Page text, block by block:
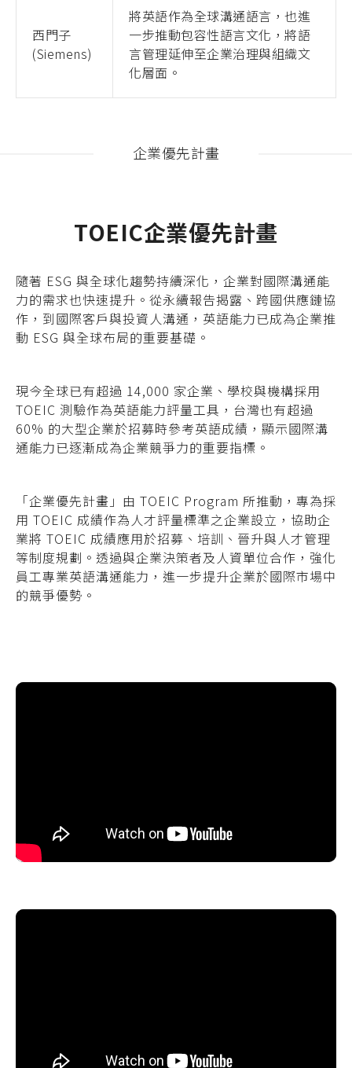
西門子
(Siemens)
將英語作為全球溝通語言，也進
一步推動包容性語言文化，將語
言管理延伸至企業治理與組織文
化層面。
企業優先計畫
TOEIC企業優先計畫
隨著 ESG 與全球化趨勢持續深化，企業對國際溝通能
力的需求也快速提升。從永續報告揭露、跨國供應鏈協
作，到國際客戶與投資人溝通，英語能力已成為企業推
動 ESG 與全球布局的重要基礎。
現今全球已有超過 14,000 家企業、學校與機構採用
TOEIC 測驗作為英語能力評量工具，台灣也有超過
60% 的大型企業於招募時參考英語成績，顯示國際溝
通能力已逐漸成為企業競爭力的重要指標。
「企業優先計畫」由 TOEIC Program 所推動，專為採
用 TOEIC 成績作為人才評量標準之企業設立，協助企
業將 TOEIC 成績應用於招募、培訓、晉升與人才管理
等制度規劃。透過與企業決策者及人資單位合作，強化
員工專業英語溝通能力，進一步提升企業於國際市場中
的競爭優勢。